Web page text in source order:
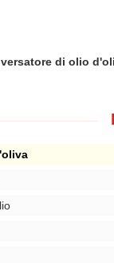
di olio